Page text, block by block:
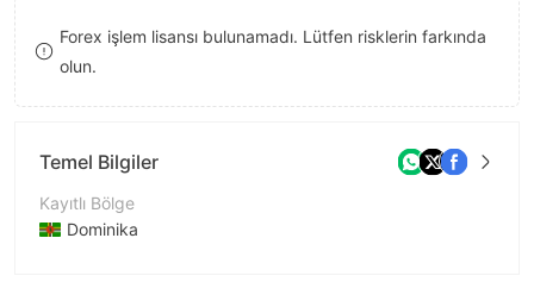
8
9
8
Forex işlem lisansı bulunamadı. Lütfen risklerin farkında
olun.
Temel Bilgiler
Kayıtlı Bölge
Dominika